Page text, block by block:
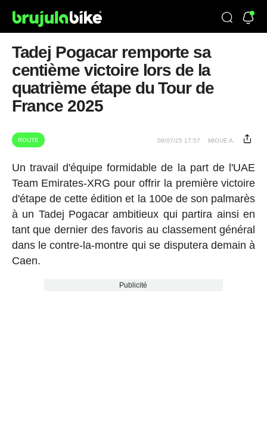
Tadej Pogacar remporte sa
centième victoire lors de la
quatrième étape du Tour de
France 2025
ROUTE 08/07/25 17:57 MIGUE A.
Un travail d'équipe formidable de la part de l'UAE
Team Emirates-XRG pour offrir la première victoire
d'étape de cette édition et la 100e de son palmarès
à un Tadej Pogacar ambitieux qui partira ainsi en
tant que dernier des favoris au classement général
dans le contre-la-montre qui se disputera demain à
Caen.
Publicité